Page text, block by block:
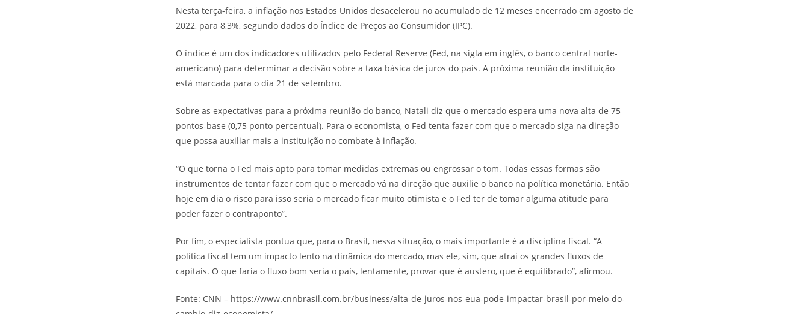
Nesta terça-feira, a inflação nos Estados Unidos desacelerou no acumulado de 12 meses encerrado em agosto de
2022, para 8,3%, segundo dados do Índice de Preços ao Consumidor (IPC).
O índice é um dos indicadores utilizados pelo Federal Reserve (Fed, na sigla em inglês, o banco central norte-
americano) para determinar a decisão sobre a taxa básica de juros do país. A próxima reunião da instituição
está marcada para o dia 21 de setembro.
Sobre as expectativas para a próxima reunião do banco, Natali diz que o mercado espera uma nova alta de 75
pontos-base (0,75 ponto percentual). Para o economista, o Fed tenta fazer com que o mercado siga na direção
que possa auxiliar mais a instituição no combate à inflação.
“O que torna o Fed mais apto para tomar medidas extremas ou engrossar o tom. Todas essas formas são
instrumentos de tentar fazer com que o mercado vá na direção que auxilie o banco na política monetária. Então
hoje em dia o risco para isso seria o mercado ficar muito otimista e o Fed ter de tomar alguma atitude para
poder fazer o contraponto”.
Por fim, o especialista pontua que, para o Brasil, nessa situação, o mais importante é a disciplina fiscal. “A
política fiscal tem um impacto lento na dinâmica do mercado, mas ele, sim, que atrai os grandes fluxos de
capitais. O que faria o fluxo bom seria o país, lentamente, provar que é austero, que é equilibrado”, afirmou.
Fonte: CNN – https://www.cnnbrasil.com.br/business/alta-de-juros-nos-eua-pode-impactar-brasil-por-meio-do-